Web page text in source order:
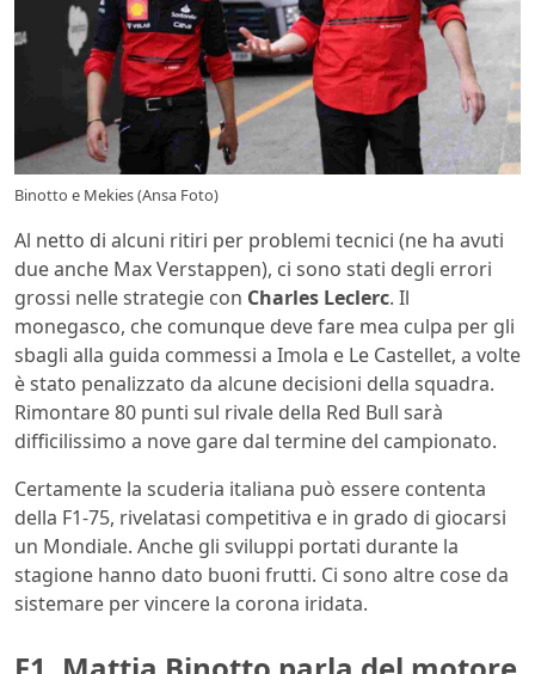
Binotto e Mekies (Ansa Foto)
Al netto di alcuni ritiri per problemi tecnici (ne ha avuti
due anche Max Verstappen), ci sono stati degli errori
grossi nelle strategie con Charles Leclerc. Il
monegasco, che comunque deve fare mea culpa per gli
sbagli alla guida commessi a Imola e Le Castellet, a volte
è stato penalizzato da alcune decisioni della squadra.
Rimontare 80 punti sul rivale della Red Bull sarà
difficilissimo a nove gare dal termine del campionato.
Certamente la scuderia italiana può essere contenta
della F1-75, rivelatasi competitiva e in grado di giocarsi
un Mondiale. Anche gli sviluppi portati durante la
stagione hanno dato buoni frutti. Ci sono altre cose da
sistemare per vincere la corona iridata.